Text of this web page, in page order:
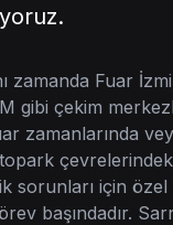
zamanda Fuar
gibi çekim
zamanlarında
sorunları için
başındadır.